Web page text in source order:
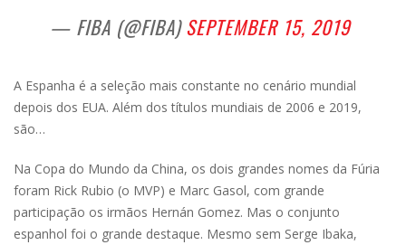
— FIBA (@FIBA)SEPTEMBER 15, 2019
A Espanha é a seleção mais constante no cenário mundial
depois dos EUA. Além dos títulos mundiais de 2006 e 2019,
são…
Na Copa do Mundo da China, os dois grandes nomes da Fúria
foram Rick Rubio (o MVP) e Marc Gasol, com grande
participação os irmãos Hernán Gomez. Mas o conjunto
espanhol foi o grande destaque. Mesmo sem Serge Ibaka,